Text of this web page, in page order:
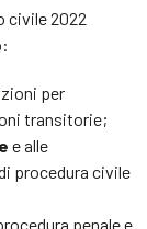
civile 2022
per
transitorie;
e alle
procedura civile
penale e